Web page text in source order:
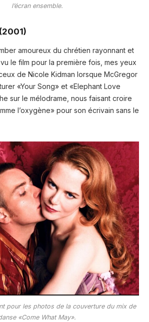
l’écran ensemble.
amoureux du chrétien rayonnant et
vu le film pour la première fois, mes yeux
de Nicole Kidman lorsque McGregor
«Your Song» et «Elephant Love
sur le mélodrame, nous faisant croire
l’oxygène» pour son écrivain sans le
pour les photos de la couverture du mix de
«Come What May».